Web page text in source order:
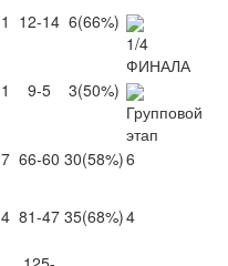
1 12-14 6(66%)
1 9-5 3(50%)
7 66-60 30(58%)6
4 81-47 35(68%)4